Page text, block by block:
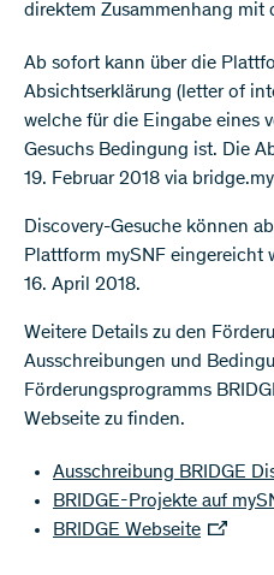
direktem Zusammenhang mit
Ab sofort kann über die
Absichtserklärung (letter of
welche für die Eingabe eines
Gesuchs Bedingung ist. Die
19. Februar 2018 via
Discovery-Gesuche können
Plattform mySNF eingereicht
16. April 2018.
Weitere Details zu den
Ausschreibungen und
Förderungsprogramms
Webseite zu finden.
Ausschreibung BRIDGE
BRIDGE-Projekte auf
BRIDGE Webseite